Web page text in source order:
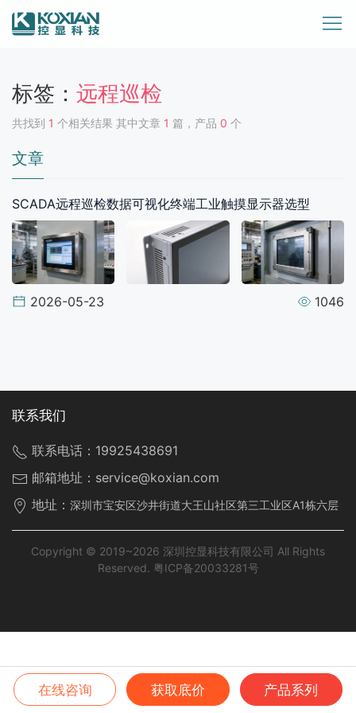
标签： 远程巡检
共找到 1 个相关结果 其中文章 1 篇，产品 0 个
文章
SCADA远程巡检数据可视化终端工业触摸显示器选型
2026-05-23 1046
联系我们
联系电话： 19925438691
邮箱地址： service@koxian.com
地址： 深圳市宝安区沙井街道大王山社区第三工业区A1栋六层
Copyright © 2019~2026 深圳控显科技有限公司 All Rights
Reserved. 粤ICP备20033281号
在线咨询 获取底价 产品系列